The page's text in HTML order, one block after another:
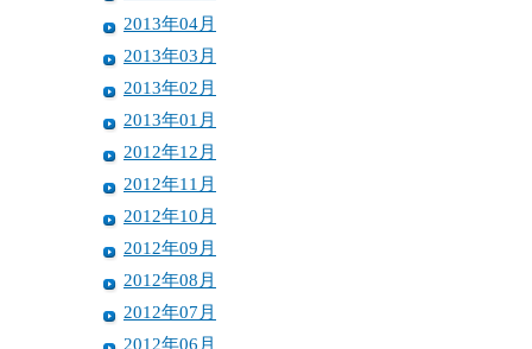
2013年04月
2013年03月
2013年02月
2013年01月
2012年12月
2012年11月
2012年10月
2012年09月
2012年08月
2012年07月
2012年06月